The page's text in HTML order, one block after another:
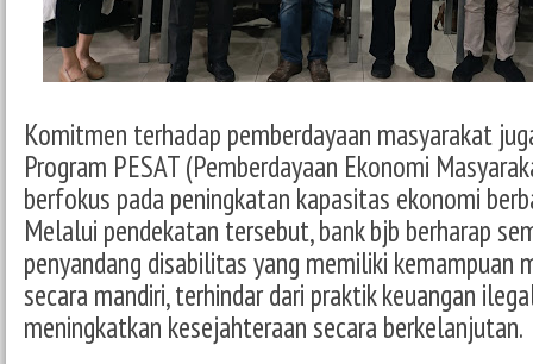
Komitmen terhadap pemberdayaan masyarakat
Program PESAT (Pemberdayaan Ekonomi
berfokus pada peningkatan kapasitas ekonomi
Melalui pendekatan tersebut, bank bjb berharap
penyandang disabilitas yang memiliki kemampuan
secara mandiri, terhindar dari praktik keuangan
meningkatkan kesejahteraan secara berkelanjutan.